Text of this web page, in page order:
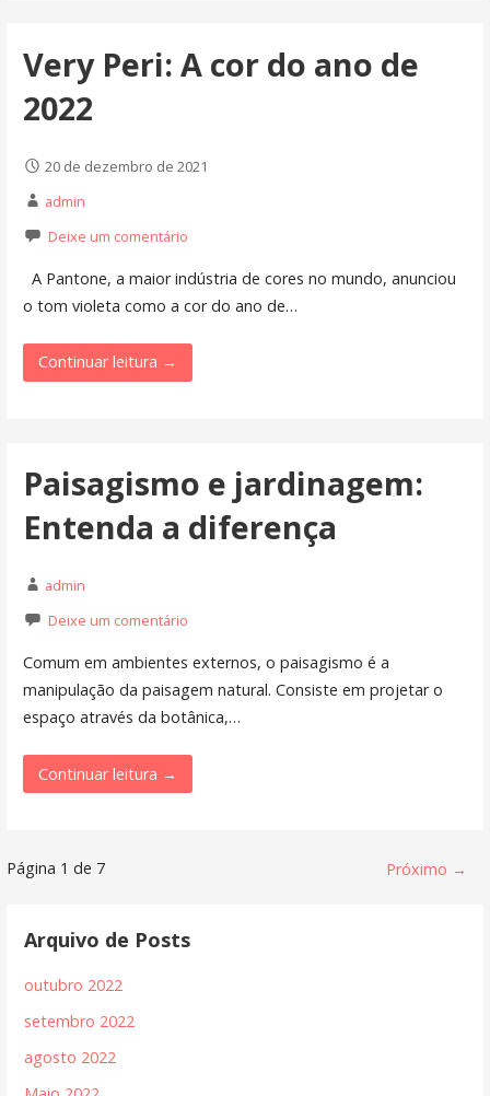
Very Peri: A cor do ano de
2022
20 de dezembro de 2021
admin
Deixe um comentário
A Pantone, a maior indústria de cores no mundo, anunciou
o tom violeta como a cor do ano de…
Continuar leitura →
Paisagismo e jardinagem:
Entenda a diferença
admin
Deixe um comentário
Comum em ambientes externos, o paisagismo é a
manipulação da paisagem natural. Consiste em projetar o
espaço através da botânica,…
Continuar leitura →
Página 1 de 7 Próximo →
Arquivo de Posts
outubro 2022
setembro 2022
agosto 2022